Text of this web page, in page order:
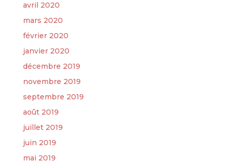
avril 2020
mars 2020
février 2020
janvier 2020
décembre 2019
novembre 2019
septembre 2019
août 2019
juillet 2019
juin 2019
mai 2019